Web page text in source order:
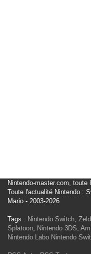
Nintendo-master.com,
Toute l'actualité Nintendo :
Mario - 2003-2026
Tags : Nintendo Switch,
Splatoon, Nintendo 3DS,
Nintendo Labo Nintendo